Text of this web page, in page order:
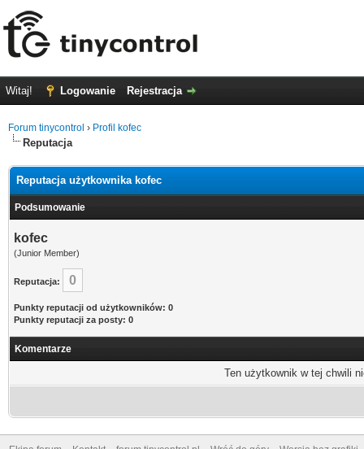
Witaj! Logowanie Rejestracja
Forum tinycontrol › Profil kofec
Reputacja
Reputacja użytkownika kofec
Podsumowanie
kofec
(Junior Member)
Reputacja: 0
Punkty reputacji od użytkowników: 0
Punkty reputacji za posty: 0
Komentarze
Ten użytkownik w tej chwili